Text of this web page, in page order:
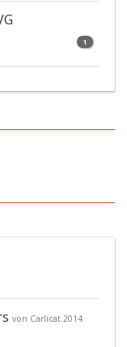
1
von Carlicat.2014